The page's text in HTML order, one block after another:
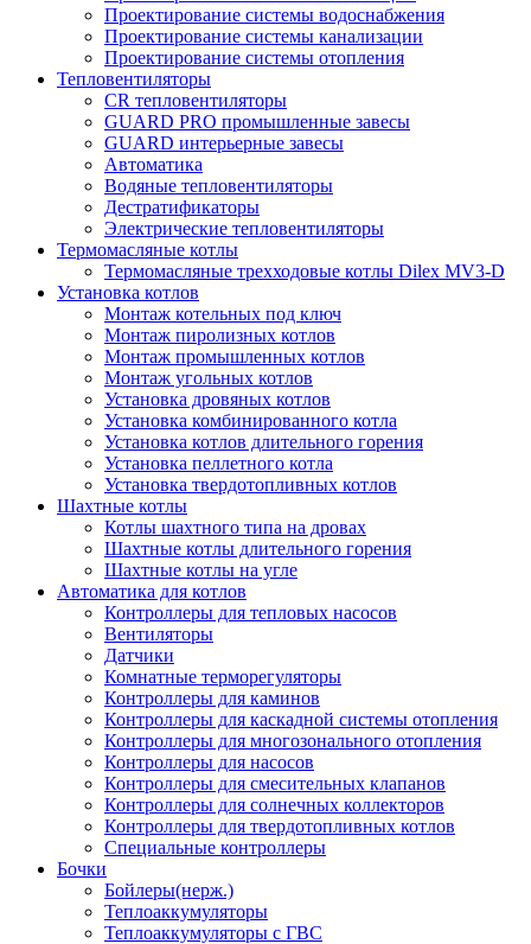
Проектирование системы водоснабжения
Проектирование системы канализации
Проектирование системы отопления
Тепловентиляторы
CR тепловентиляторы
GUARD PRO промышленные завесы
GUARD интерьерные завесы
Автоматика
Водяные тепловентиляторы
Дестратификаторы
Электрические тепловентиляторы
Термомасляные котлы
Термомасляные трехходовые котлы Dilex MV3-D
Установка котлов
Монтаж котельных под ключ
Монтаж пиролизных котлов
Монтаж промышленных котлов
Монтаж угольных котлов
Установка дровяных котлов
Установка комбинированного котла
Установка котлов длительного горения
Установка пеллетного котла
Установка твердотопливных котлов
Шахтные котлы
Котлы шахтного типа на дровах
Шахтные котлы длительного горения
Шахтные котлы на угле
Автоматика для котлов
Контроллеры для тепловых насосов
Вентиляторы
Датчики
Комнатные терморегуляторы
Контроллеры для каминов
Контроллеры для каскадной системы отопления
Контроллеры для многозонального отопления
Контроллеры для насосов
Контроллеры для смесительных клапанов
Контроллеры для солнечных коллекторов
Контроллеры для твердотопливных котлов
Специальные контроллеры
Бочки
Бойлеры(нерж.)
Теплоаккумуляторы
Теплоаккумуляторы с ГВС